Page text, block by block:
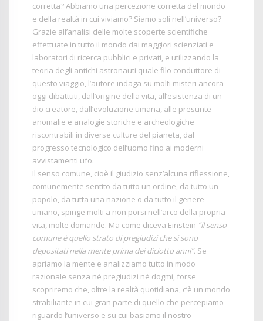
corretta? Abbiamo una percezione corretta del mondo
e della realtà in cui viviamo? Siamo soli nell’universo?
Grazie all’analisi delle molte scoperte scientifiche
effettuate in tutto il mondo dai maggiori scienziati e
laboratori di ricerca pubblici e privati, e utilizzando la
teoria degli antichi astronauti quale filo conduttore di
questo viaggio, l’autore indaga su molti misteri ancora
oggi dibattuti, dall’origine della vita, all’esistenza di un
dio creatore, dall’evoluzione umana, alle presunte
anomalie e analogie storiche e archeologiche
riscontrabili in diverse culture del pianeta, dal
progresso tecnologico dell’uomo fino ai moderni
avvistamenti ufo.
Il senso comune, cioè il giudizio senz’alcuna riflessione,
comunemente sentito da tutto un ordine, da tutto un
popolo, da tutta una nazione o da tutto il genere
umano, spinge molti a non porsi nell’arco della propria
vita, molte domande. Ma come diceva Einstein “ilsenso
comune è quello strato di pregiudizi che si sono
depositati nella mente prima dei diciotto anni”. Se
apriamo la mente e analizziamo tutto in modo
razionale senza nè pregiudizi nè dogmi, forse
scopriremo che, oltre la realtà quotidiana, c’è un mondo
strabiliante in cui gran parte di quello che percepiamo
riguardo l’universo e su cui basiamo il nostro